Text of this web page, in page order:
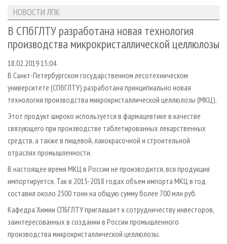
ЛЕСОЗАГОТОВКА
ЛЕСОПИЛЕНИЕ
СУШКА ДРЕВЕСИНЫ
ПРОИЗВОДСТВО ДРЕВЕСНЫХ ПЛИТ
ДЕРЕВЯННОЕ ДОМОСТРОЕНИЕ
ПРОИЗВОДСТВО МЕБЕЛИ
БИОЭНЕРГЕТИКА
ЦБП
ИНСТРУМЕНТ И МАТЕРИАЛЫ
НОВОСТИ ЛПК
НОВОСТИ ЖУРНАЛА
ПРОЕКТЫ ЛПИ
АНАЛИТИКА
ПРЕДПРИЯТИЯ ЛПК
ПЕРСОНЫ
МОБИЛЬНЫЕ ВЫСТАВКИ
ОФИЦИАЛЬНЫЕ ДЕЛЕГАЦИИ
ПРИОРИТЕТНЫЕ ИНВЕСТПРОЕКТЫ
RUSSIAN FORESTRY REVIEW
ГАЗЕТА ЛЕСПРОМФОРУМ
БИБЛИОТЕКА СПЕЦИАЛИСТА
АРХИВ
АРХИВ ЖУРНАЛОВ
О ЖУРНАЛЕ
ПОДПИСКА
КОНТАКТЫ
РЕКЛАМОДАТЕЛЯМ
РЕКЛАМА
РЕКЛАМА НА САЙТЕ
НОВОСТИ ЛПК
В СПбГЛТУ разработана новая технология
производства микрокристаллической целлюлозы
18.02.2019 15:04
В Санкт-Петербургском государственном лесотехническом
университете (СПбГЛТУ) разработана принципиально новая
технология производства микрокристаллической целлюлозы (МКЦ).
Этот продукт широко используется в фармацевтике в качестве
связующего при производстве таблетированных лекарственных
средств, а также в пищевой, лакокрасочной и строительной
отраслях промышленности.
В настоящее время МКЦ в России не производится, вся продукция
импортируется. Так в 2015-2018 годах объем импорта МКЦ в год
составил около 2500 тонн на общую сумму более 700 млн руб.
Кафедра Химии СПБГЛТУ приглашает к сотрудничеству инвесторов,
заинтересованных в создании в России промышленного
производства микрокристаллической целлюлозы.